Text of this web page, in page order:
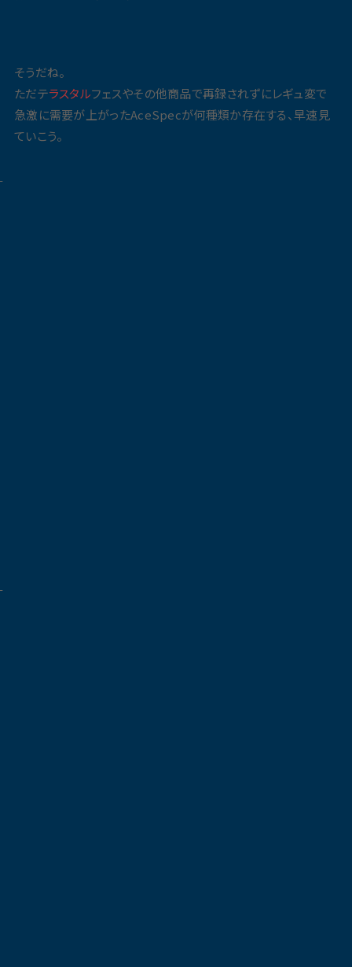
そうだね。
ただテラスタルフェスやその他商品で再録されずにレギュ変で
急激に需要が上がったAceSpecが何種類か存在する、早速見
ていこう。